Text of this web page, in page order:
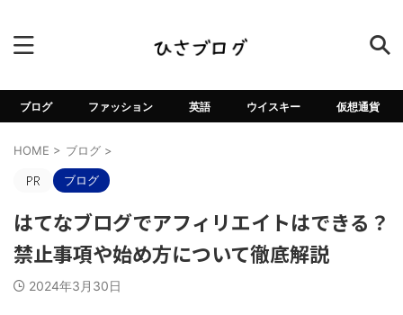
ブログ ファッション 英語 ウイスキー 仮想通貨
HOME > ブログ >
ブログ
はてなブログでアフィリエイトはできる？
禁止事項や始め方について徹底解説
2024年3月30日